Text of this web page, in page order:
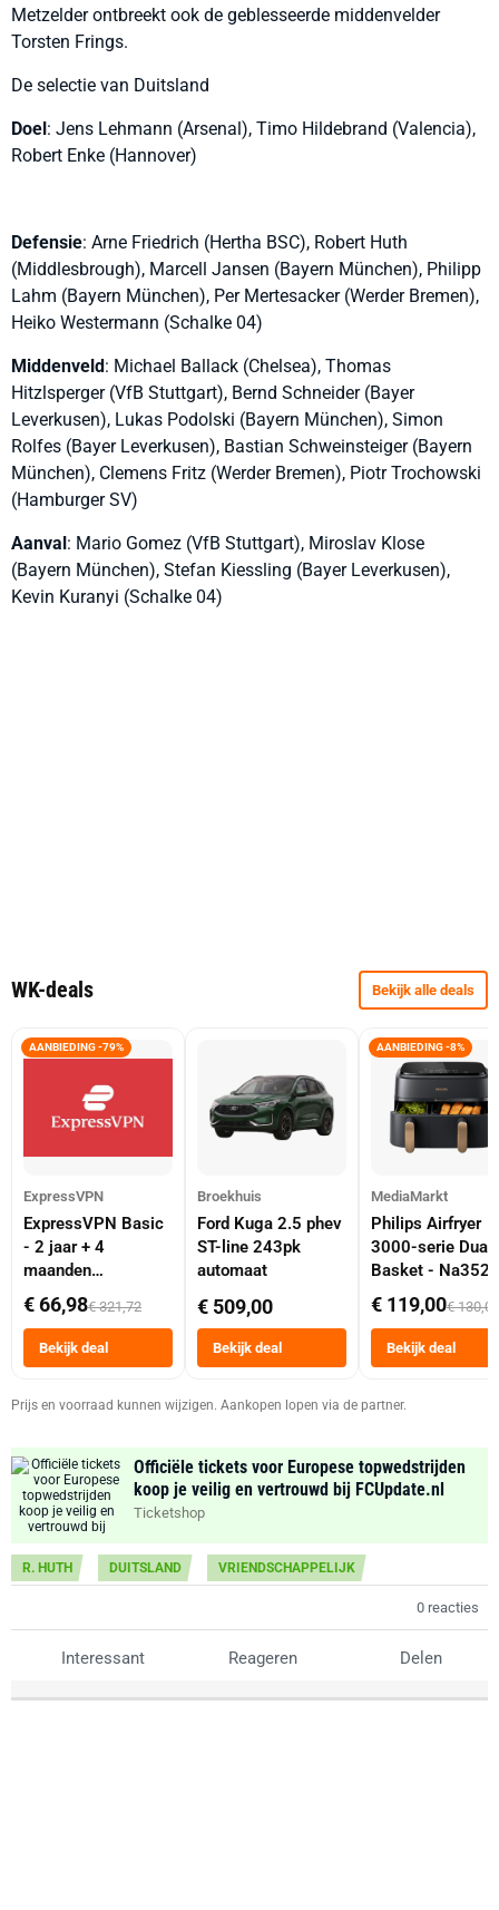
Metzelder ontbreekt ook de geblesseerde middenvelder
Torsten Frings.
De selectie van Duitsland
Doel: Jens Lehmann (Arsenal), Timo Hildebrand (Valencia),
Robert Enke (Hannover)
Defensie: Arne Friedrich (Hertha BSC), Robert Huth
(Middlesbrough), Marcell Jansen (Bayern München), Philipp
Lahm (Bayern München), Per Mertesacker (Werder Bremen),
Heiko Westermann (Schalke 04)
Middenveld: Michael Ballack (Chelsea), Thomas
Hitzlsperger (VfB Stuttgart), Bernd Schneider (Bayer
Leverkusen), Lukas Podolski (Bayern München), Simon
Rolfes (Bayer Leverkusen), Bastian Schweinsteiger (Bayern
München), Clemens Fritz (Werder Bremen), Piotr Trochowski
(Hamburger SV)
Aanval: Mario Gomez (VfB Stuttgart), Miroslav Klose
(Bayern München), Stefan Kiessling (Bayer Leverkusen),
Kevin Kuranyi (Schalke 04)
WK-deals Bekijk alle deals
AANBIEDING -79%
ExpressVPN
ExpressVPN Basic
- 2 jaar + 4
maanden
abonnement
€ 66,98€ 321,72
Bekijk deal
Broekhuis
Ford Kuga 2.5 phev
ST-line 243pk
automaat
€ 509,00
Bekijk deal
AANBIEDING -8%
MediaMarkt
Philips Airfryer
3000-serie Dual
Basket -
Dubbele Mand 9
Tot 6 Personen
Heteluchtfriteuse
Zwart
€ 119,00€ 130,00
Bekijk deal
Prijs en voorraad kunnen wijzigen. Aankopen lopen via de partner.
Officiële tickets voor Europese topwedstrijden
koop je veilig en vertrouwd bij FCUpdate.nl
Ticketshop
R. HUTH DUITSLAND VRIENDSCHAPPELIJK
0 reacties
Interessant Reageren Delen